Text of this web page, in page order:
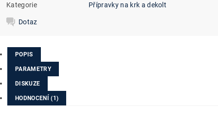
Kategorie Přípravky na krk a dekolt
Dotaz
POPIS
PARAMETRY
DISKUZE
HODNOCENÍ (1)